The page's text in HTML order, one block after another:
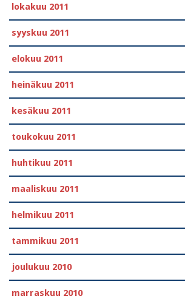
lokakuu 2011
syyskuu 2011
elokuu 2011
heinäkuu 2011
kesäkuu 2011
toukokuu 2011
huhtikuu 2011
maaliskuu 2011
helmikuu 2011
tammikuu 2011
joulukuu 2010
marraskuu 2010